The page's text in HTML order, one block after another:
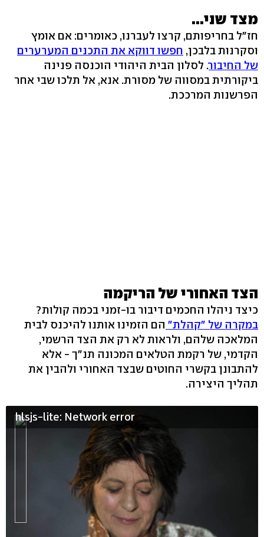
מצד שני...
חז"ל בחריפותם, קרצו לעברנו, כאומרים: אם אומץ
וסקרנות בלבכן, חפשו דווקא את התכנים המערערים
של החיבור. לסלון הבית היהודי הוכנסה פנינה
ביקורתית במסווה של מסורת. אנא, אל תלכו שבי אחר
הפרשנות המרככת.
הצד האחורי של הריקמה
כיצד ניהלו החכמים דיבור בו-זמני בכמה קולות?
במקרה של "קהלת" הם הזמינו אותנו להיכנס לבית
המלאכה שלהם, ולראות לא רק את הצד הרשמי,
הקדמי, של רקמת הטלאים המכונה תנ"ך - אלא
להתבונן בקשרי החוטים שבצד האחורי ולהבין את
תהליך היצירה.
hlsjs-lite: Network error